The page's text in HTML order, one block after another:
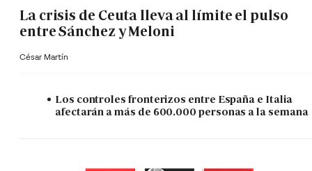
La crisis de Ceuta lleva al límite el pulso
entre Sánchez y Meloni
César Martín
Los controles fronterizos entre España e Italia
afectarán a más de 600.000 personas a la semana